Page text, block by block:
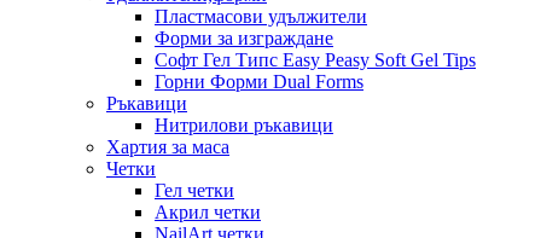
Пластмасови удължители
Форми за изграждане
Софт Гел Типс Easy Peasy Soft Gel Tips
Горни Форми Dual Forms
Ръкавици
Нитрилови ръкавици
Хартия за маса
Четки
Гел четки
Акрил четки
NailArt четки